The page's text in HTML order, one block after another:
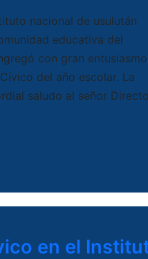
nacional de usulután
educativa del
con gran entusiasmo
del año escolar. La
saludo al señor
en el